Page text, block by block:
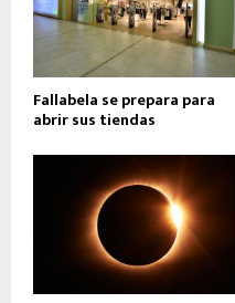
Fallabela se prepara para
abrir sus tiendas